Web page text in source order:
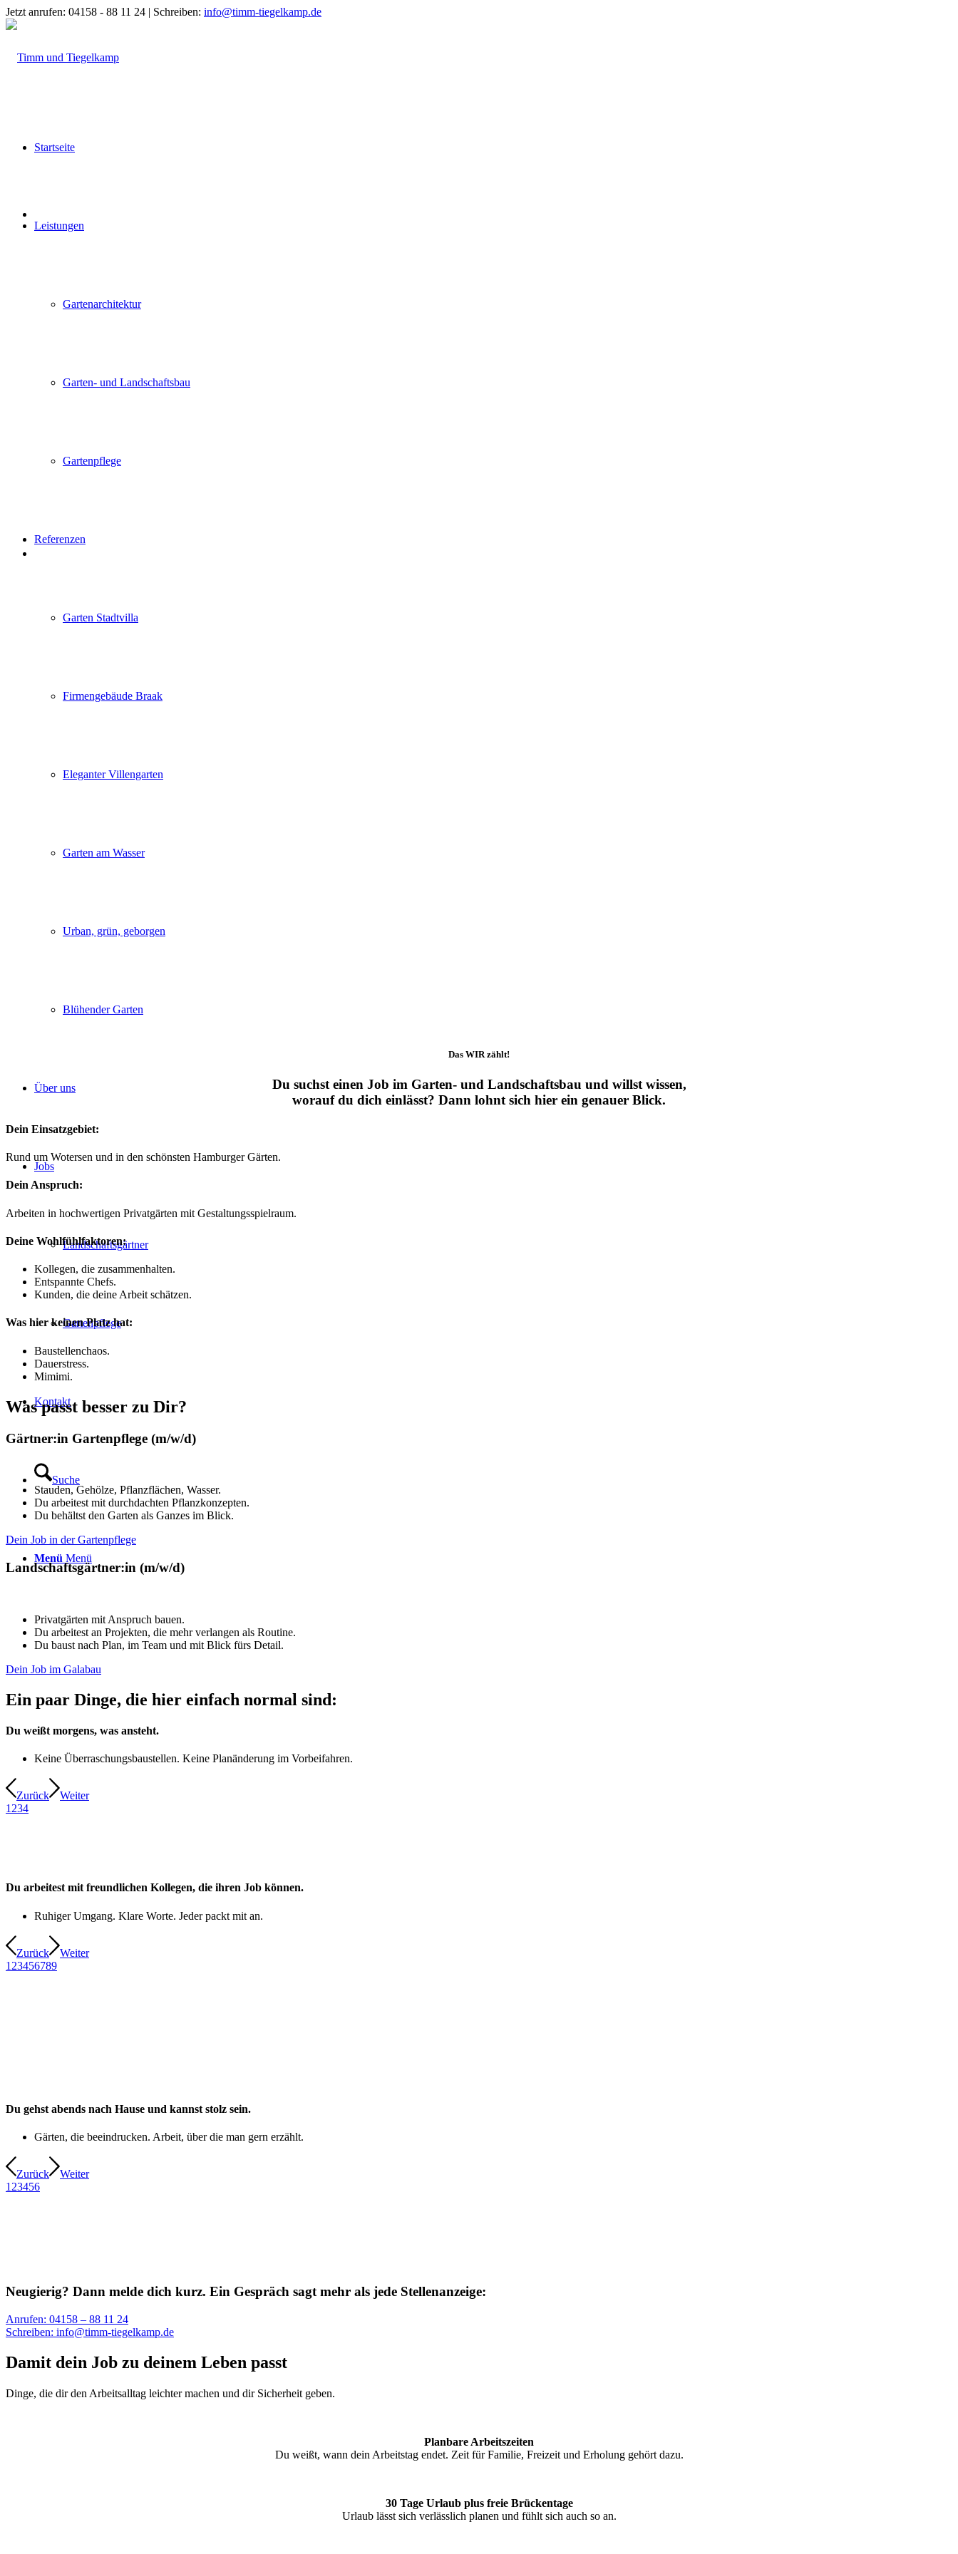
Jetzt anrufen: 04158 - 88 11 24 | Schreiben: info@timm-tiegelkamp.de
Startseite
Leistungen
Gartenarchitektur
Garten- und Landschaftsbau
Gartenpflege
Referenzen
Garten Stadtvilla
Firmengebäude Braak
Eleganter Villengarten
Garten am Wasser
Urban, grün, geborgen
Blühender Garten
Über uns
Jobs
Landschaftsgärtner
Gartenpflege
Kontakt
Suche
Menü Menü
Das WIR zählt!
Du suchst einen Job im Garten- und Landschaftsbau und willst wissen,
worauf du dich einlässt? Dann lohnt sich hier ein genauer Blick.
Dein Einsatzgebiet:
Rund um Wotersen und in den schönsten Hamburger Gärten.
Dein Anspruch:
Arbeiten in hochwertigen Privatgärten mit Gestaltungsspielraum.
Deine Wohlfühlfaktoren:
Kollegen, die zusammenhalten.
Entspannte Chefs.
Kunden, die deine Arbeit schätzen.
Was hier keinen Platz hat:
Baustellenchaos.
Dauerstress.
Mimimi.
Was passt besser zu Dir?
Gärtner:in Gartenpflege (m/w/d)
Stauden, Gehölze, Pflanzflächen, Wasser.
Du arbeitest mit durchdachten Pflanzkonzepten.
Du behältst den Garten als Ganzes im Blick.
Dein Job in der Gartenpflege
Landschaftsgärtner:in (m/w/d)
Privatgärten mit Anspruch bauen.
Du arbeitest an Projekten, die mehr verlangen als Routine.
Du baust nach Plan, im Team und mit Blick fürs Detail.
Dein Job im Galabau
Ein paar Dinge, die hier einfach normal sind:
Du weißt morgens, was ansteht.
Keine Überraschungsbaustellen. Keine Planänderung im Vorbeifahren.
Zurück
Weiter
1 234
Du arbeitest mit freundlichen Kollegen, die ihren Job können.
Ruhiger Umgang. Klare Worte. Jeder packt mit an.
Zurück
Weiter
1 23456789
Du gehst abends nach Hause und kannst stolz sein.
Gärten, die beeindrucken. Arbeit, über die man gern erzählt.
Zurück
Weiter
1 23456
Neugierig? Dann melde dich kurz. Ein Gespräch sagt mehr als jede Stellenanzeige:
Anrufen: 04158 – 88 11 24
Schreiben: info@timm-tiegelkamp.de
Damit dein Job zu deinem Leben passt
Dinge, die dir den Arbeitsalltag leichter machen und dir Sicherheit geben.
Planbare Arbeitszeiten
Du weißt, wann dein Arbeitstag endet. Zeit für Familie, Freizeit und Erholung gehört dazu.
30 Tage Urlaub plus freie Brückentage
Urlaub lässt sich verlässlich planen und fühlt sich auch so an.